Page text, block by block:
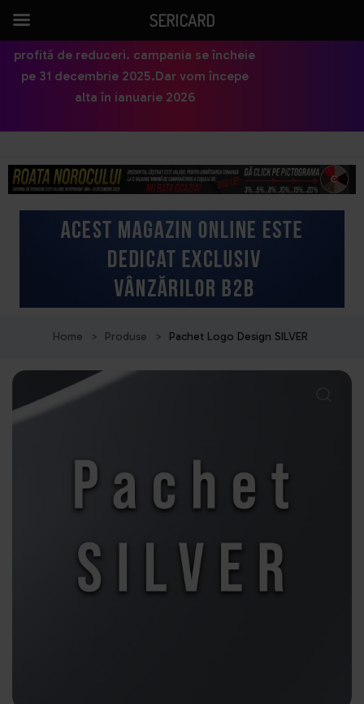
profită de reduceri. campania se încheie
pe 31 decembrie 2025.Dar vom începe
alta în ianuarie 2026
Home > Produse > Pachet Logo Design SILVER
SERICARD